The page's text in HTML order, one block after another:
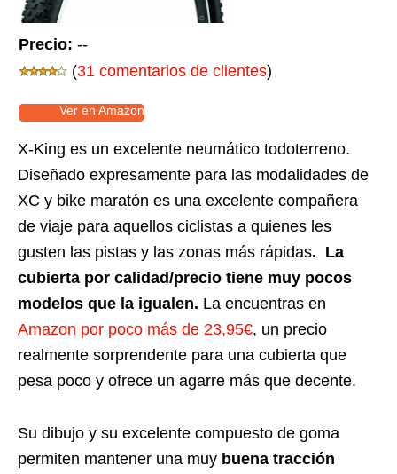
Precio: --
(31 comentarios de clientes)
Ver en Amazon
X-King es un excelente neumático todoterreno.
Diseñado expresamente para las modalidades de
XC y bike maratón es una excelente compañera
de viaje para aquellos ciclistas a quienes les
gusten las pistas y las zonas más rápidas. La
cubierta por calidad/precio tiene muy pocos
modelos que la igualen. La encuentras en
Amazon por poco más de 23,95€, un precio
realmente sorprendente para una cubierta que
pesa poco y ofrece un agarre más que decente.
Su dibujo y su excelente compuesto de goma
permiten mantener una muy buena tracción